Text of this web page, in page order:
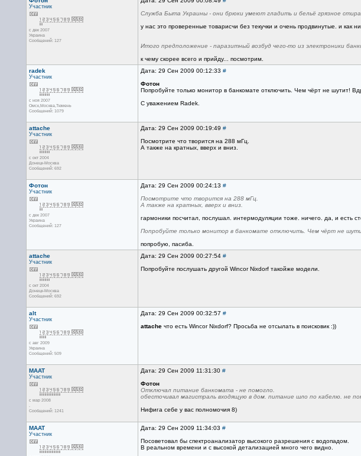
Участник
с дек 2007
Украина
Сообщений: 127
Служба Быта Украины - они брюки умеют гладить и бельё грязное
у нас это проверенные товарисчи без текучки и очень продвинутые. и
Итого предположение - паразитный возбуд чего-то из электроники
к чему скорее всего и прийду... посмотрим.
radek
Участник
с ноя 2007
Омск,Москва,Тюмень
Сообщений: 1079
Дата: 29 Сен 2009 00:12:33 #
Фотон
Попробуйте только монитор в банкомате отключить. Чем чёрт не шутит!
С уважением Radek.
attache
Участник
с окт 2004
Донецк-Москва
Сообщений: 692
Дата: 29 Сен 2009 00:19:49 #
Посмотрите что творится на 288 мГц.
А также на кратных, вверх и вниз.
Фотон
Участник
с дек 2007
Украина
Сообщений: 127
Дата: 29 Сен 2009 00:24:13 #
Посмотрите что творится на 288 мГц.
А также на кратных, вверх и вниз.
гармоники посчитал, послушал. интермодуляции тоже. ничего. да, и есть
Попробуйте только монитор в банкомате отключить. Чем чёрт не
попробую, пасиба.
attache
Участник
с окт 2004
Донецк-Москва
Сообщений: 692
Дата: 29 Сен 2009 00:27:54 #
Попробуйте послушать другой Wincor Nixdorf такойже модели.
alt
Участник
с авг 2009
Украина
Сообщений: 509
Дата: 29 Сен 2009 00:32:57 #
attacheчто есть Wincor Nixdorf? Просьба не отсылать в поисковик :))
MAAT
Участник
с мар 2008
.
Сообщений: 1241
Дата: 29 Сен 2009 11:31:30 #
Фотон
Отключал питание банкомата - не помогло.
обесточивал магистраль входящую в дом. питание шло по кабелю. не
Нифига себе у вас полномочия 8)
MAAT
Участник
Дата: 29 Сен 2009 11:34:03 #
Посоветовал бы спектроанализатор высокого разрешения с водопадом.
В реальном времени и с высокой детализацией много чего видно.